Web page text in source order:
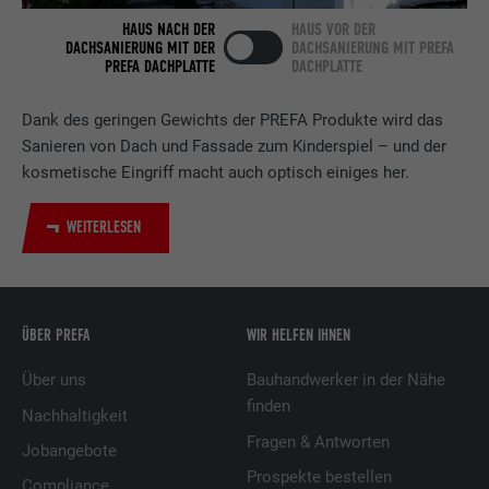
Dank des geringen Gewichts der PREFA Produkte wird das
Sanieren von Dach und Fassade zum Kinderspiel – und der
kosmetische Eingriff macht auch optisch einiges her.
WEITERLESEN
HAUS NACH DER
DACHSANIERUNG MIT DER
PREFA DACHPLATTE
HAUS VOR DER
DACHSANIERUNG MIT PREFA
DACHPLATTE
ÜBER PREFA
Über uns
Nachhaltigkeit
Jobangebote
WIR HELFEN IHNEN
Bauhandwerker in der Nähe
finden
Fragen & Antworten
Prospekte bestellen
Verwendet vom Social-Networking-Dienst
LinkedIn für die Verfolgung der
Dienstleistungen.
Anbieter
Laufzeit 29 Tage
Zweck
Wird verwendet, um Besucher auf
relevante Werbung basierend auf den
Präferenzen des Besuchers zu